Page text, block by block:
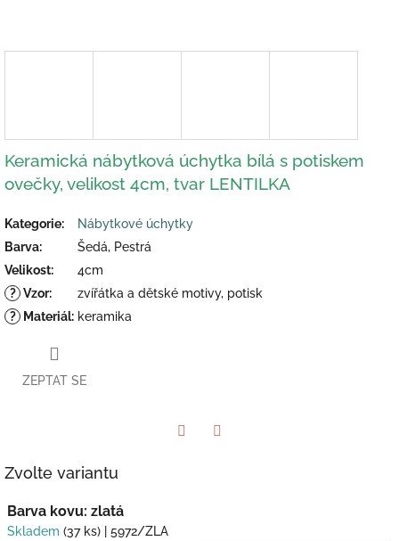
Keramická nábytková úchytka bílá s potiskem
ovečky, velikost 4cm, tvar LENTILKA
Kategorie:
Nábytkové úchytky
Barva:
Šedá, Pestrá
Velikost:
4cm
? Vzor:
zvířátka a dětské motivy, potisk
?
Materiál: keramika
ZEPTAT SE
Zvolte variantu
Barva kovu: zlatá
Skladem (37 ks) | 5972/ZLA